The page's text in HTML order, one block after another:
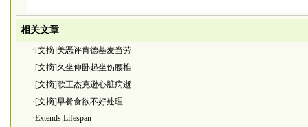
相关文章
·[文摘]美恶评肯德基麦当劳
·[文摘]久坐仰卧起坐伤腰椎
·[文摘]歌王杰克逊心脏病逝
·[文摘]早餐食欲不好处理
·Extends Lifespan